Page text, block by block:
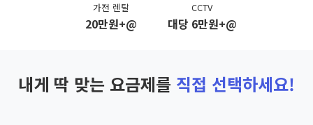
가전 렌탈
20만원+@
CCTV
대당 6만원+@
내게 딱 맞는 요금제를 직접 선택하세요!